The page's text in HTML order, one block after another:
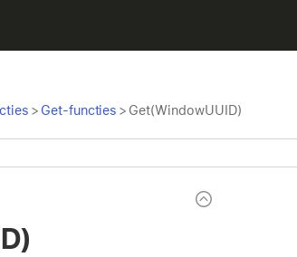
> Get-functies > Get(WindowUUID)